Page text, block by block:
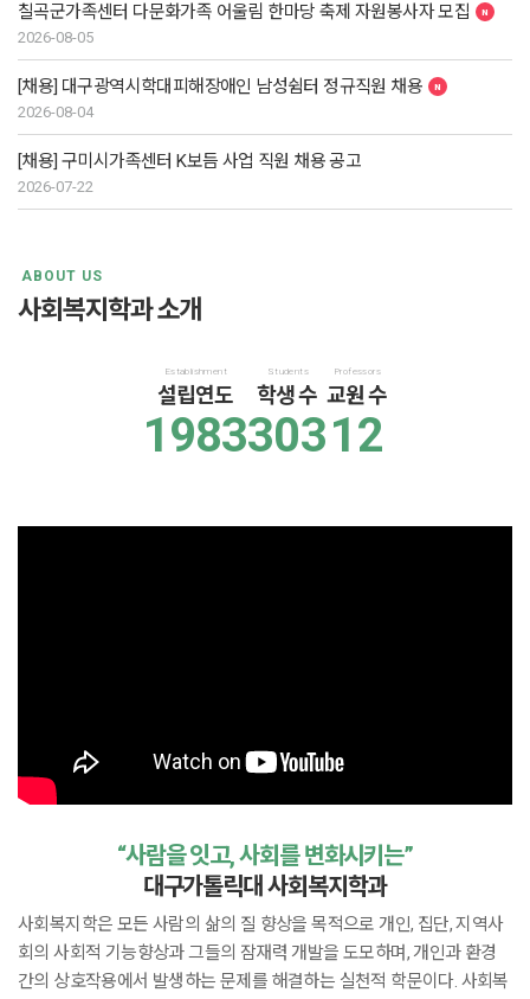
칠곡군가족센터 다문화가족 어울림 한마당 축제 자원봉사자 모집
2026-08-05
[채용] 대구광역시학대피해장애인 남성쉼터 정규직원 채용
2026-08-04
[채용] 구미시가족센터 K보듬 사업 직원 채용 공고
2026-07-22
ABOUT US
사회복지학과 소개
Establishment
설립연도
1983
Students
학생 수
303
Professors
교원 수
12
“사람을 잇고, 사회를 변화시키는”
대구가톨릭대 사회복지학과
사회복지학은 모든 사람의 삶의 질 향상을 목적으로 개인, 집단, 지역사
회의 사회적 기능향상과 그들의 잠재력 개발을 도모하며, 개인과 환경
간의 상호작용에서 발생하는 문제를 해결하는 실천적 학문이다. 사회복